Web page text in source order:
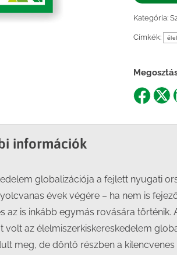
Kategória:
Címkék:
Share
információk
globalizációja a fejlett nyugati
évek végére – ha nem is
az is inkább egymás rovására
az élelmiszerkiskereskedelem
meg, de döntő részben a